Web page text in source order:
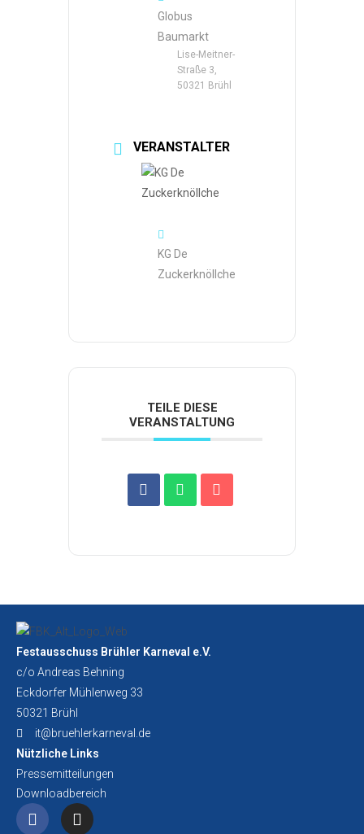
Globus
Baumarkt
Lise-Meitner-
Straße 3,
50321 Brühl
VERANSTALTER
KG De
Zuckerknöllche
TEILE DIESE
VERANSTALTUNG
Festausschuss Brühler Karneval e.V.
c/o Andreas Behning
Eckdorfer Mühlenweg 33
50321 Brühl
it@bruehlerkarneval.de
Nützliche Links
Pressemitteilungen
Downloadbereich